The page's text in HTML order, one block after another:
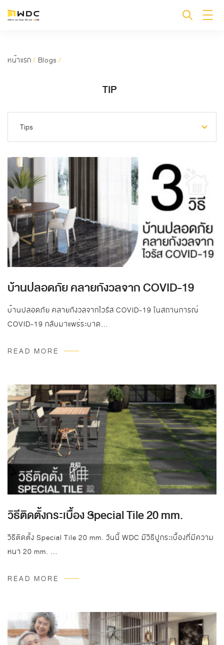
หน้าแรก/ Blogs /
TIP
Tips
บ้านปลอดภัย คลายกังวลจาก COVID-19
บ้านปลอดภัย คลายกังวลจากไวรัส COVID-19 ในสถานการณ์
COVID-19 กลับมาแพร่ระบาด…
READ MORE
วิธีติดตั้งกระเบื้อง Special Tile 20 mm.
วิธีติดตั้ง Special Tile 20 mm. วันนี้ WDC มีวิธีปูกระเบื้องที่มีความ
หนา 20 mm. …
READ MORE